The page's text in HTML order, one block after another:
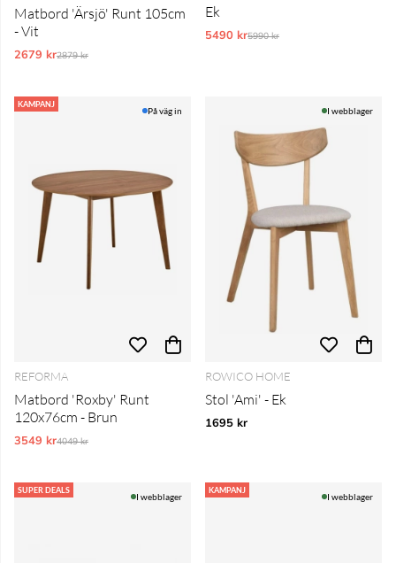
Matbord 'Ärsjö' Runt 105cm
- Vit
2679 krOrdinarie pris:
2879 kr
Ek
5490 krOrdinarie pris:
5990 kr
KAMPANJ
På väg in
REFORMA
Matbord 'Roxby' Runt
120x76cm - Brun
3549 krOrdinarie pris:
4049 kr
I webblager
ROWICO HOME
Stol 'Ami' - Ek
1695 kr
SUPER DEALS
I webblager
KAMPANJ
I webblager